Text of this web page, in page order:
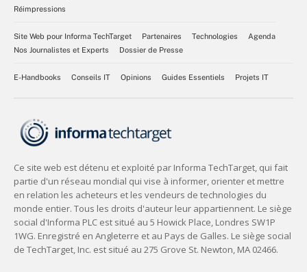
Réimpressions
Site Web pour Informa TechTarget Partenaires Technologies
Agenda
Nos Journalistes et Experts
Dossier de Presse
E-Handbooks Conseils IT Opinions Guides Essentiels Projets IT